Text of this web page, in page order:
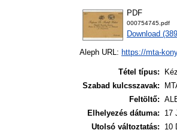
PDF
000754745.pdf
Download
Aleph URL: https://mta-
Tétel típus:
Szabad kulcsszavak:
Feltöltő:
Elhelyezés dátuma:
17
Utolsó változtatás:
10